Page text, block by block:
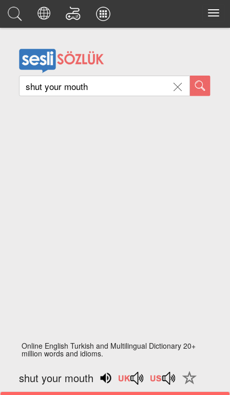
Online English Turkish and Multilingual Dictionary 20+
million words and idioms.
shut your mouth